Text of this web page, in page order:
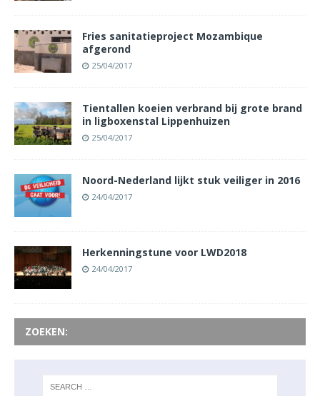
Fries sanitatieproject Mozambique
afgerond
25/04/2017
Tientallen koeien verbrand bij grote brand
in ligboxenstal Lippenhuizen
25/04/2017
Noord-Nederland lijkt stuk veiliger in 2016
24/04/2017
Herkenningstune voor LWD2018
24/04/2017
ZOEKEN: